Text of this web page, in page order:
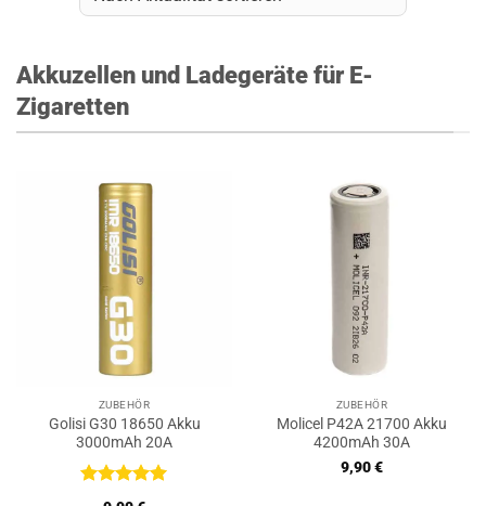
Akkuzellen und Ladegeräte für E-
Zigaretten
ZUBEHÖR
Golisi G30 18650 Akku
3000mAh 20A
Bewertet
ZUBEHÖR
Molicel P42A 21700 Akku
4200mAh 30A
9,90€